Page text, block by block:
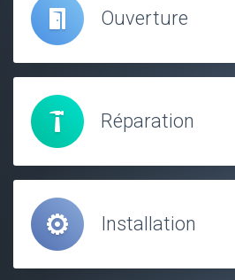
Ouverture
Réparation
Installation